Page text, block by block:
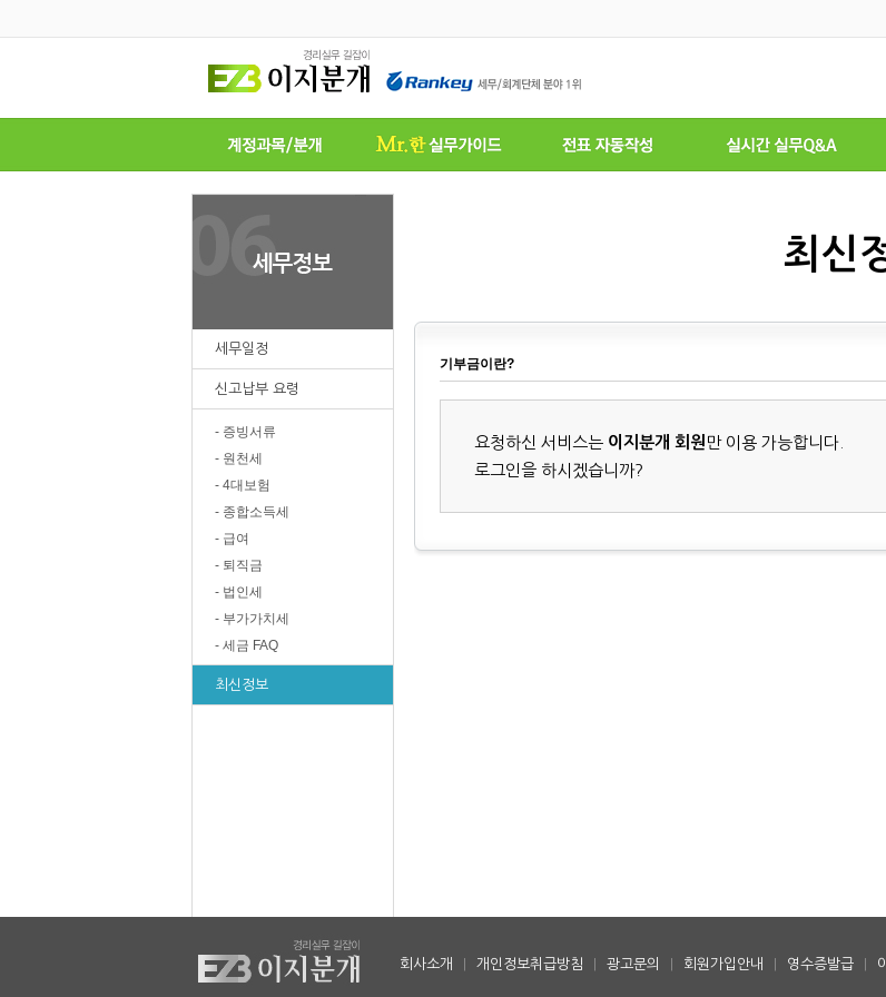
세무일정
신고납부 요령
- 증빙서류
- 원천세
- 4대보험
- 종합소득세
- 급여
- 퇴직금
- 법인세
- 부가가치세
- 세금 FAQ
최신정보
최신
기부금이란?
요청하신 서비스는 이지분개 회원 만 이용 가능합니다.
로그인을 하시겠습니까?
회사소개 개인정보취급방침 광고문의 회원가입안내 영수증발급